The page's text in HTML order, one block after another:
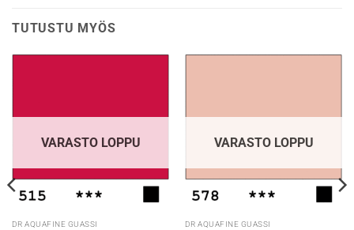
TUTUSTU MYÖS
VARASTO LOPPU
DR AQUAFINE GUASSI
VARASTO LOPPU
DR AQUAFINE GUASSI